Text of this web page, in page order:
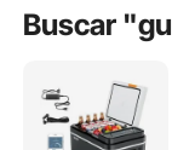
Buscar "